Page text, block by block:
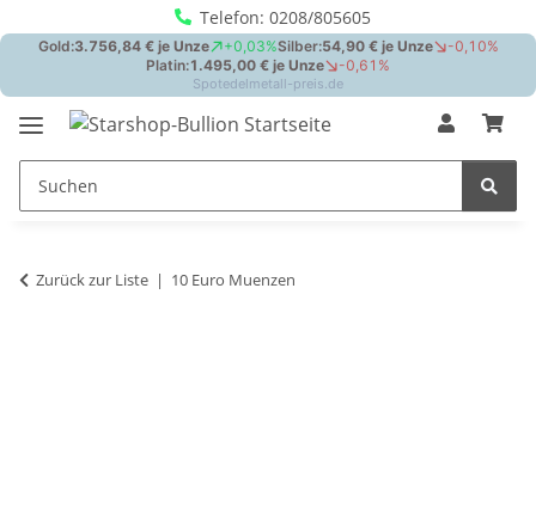
Telefon: 0208/805605
Zurück zur Liste 10 Euro Muenzen